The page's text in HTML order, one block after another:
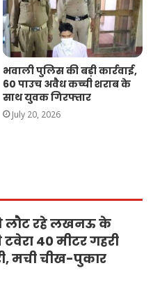
भवाली पुलिस की बड़ी कार्रवाई,
60 पाउच अवैध कच्ची शराब के
साथ युवक गिरफ्तार
July 20, 2026
लौट रहे लखनऊ के
टवेरा 40 मीटर गहरी
मची चीख-पुकार